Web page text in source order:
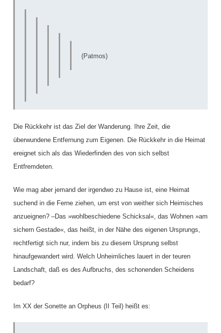
(Patmos)
Die Rückkehr ist das Ziel der Wanderung. Ihre Zeit, die
überwundene Entfernung zum Eigenen. Die Rückkehr in die Heimat
ereignet sich als das Wiederfinden des von sich selbst
Entfremdeten.
Wie mag aber jemand der irgendwo zu Hause ist, eine Heimat
suchend in die Ferne ziehen, um erst von weither sich Heimisches
anzueignen? –Das »wohlbeschiedene Schicksal«, das Wohnen »am
sichern Gestade«, das heißt, in der Nähe des eigenen Ursprungs,
rechtfertigt sich nur, indem bis zu diesem Ursprung selbst
hinaufgewandert wird. Welch Unheimliches lauert in der teuren
Landschaft, daß es des Aufbruchs, des schonenden Scheidens
bedarf?
Im XX der Sonette an Orpheus (II Teil) heißt es: